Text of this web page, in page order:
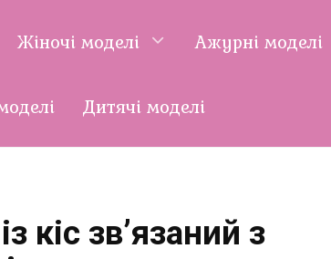
Жіночі моделі Ажурні моделі
Дитячі моделі
кіс зв’язаний з